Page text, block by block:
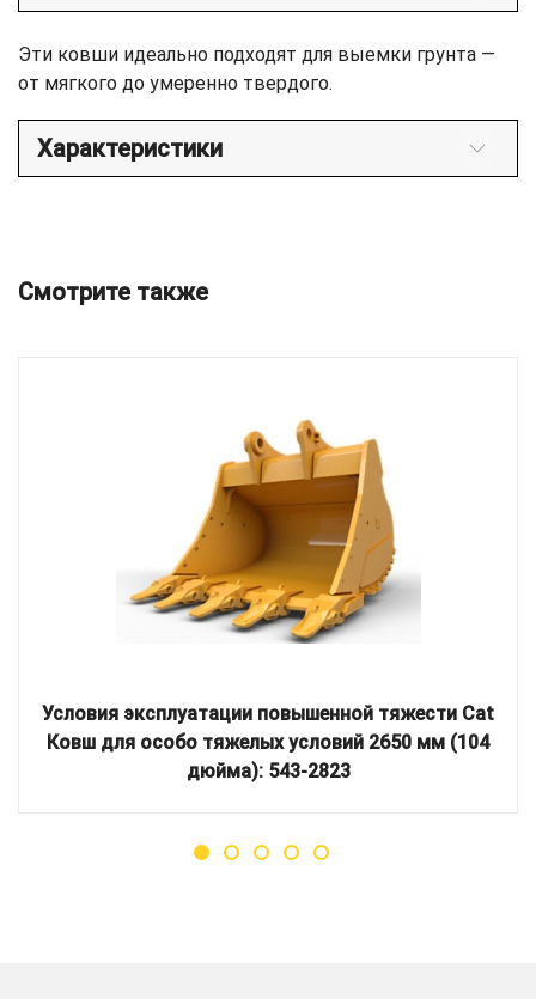
Эти ковши идеально подходят для выемки грунта —
от мягкого до умеренно твердого.
Характеристики
Смотрите также
Условия эксплуатации повышенной тяжести Cat
Ковш для особо тяжелых условий 2650 мм (104
дюйма): 543-2823